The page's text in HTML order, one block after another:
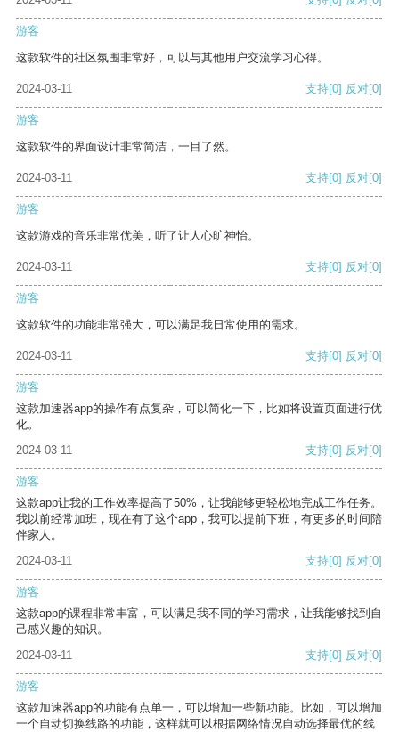
游客
这款软件的社区氛围非常好，可以与其他用户交流学习心得。
2024-03-11 支持[0] 反对[0]
游客
这款软件的界面设计非常简洁，一目了然。
2024-03-11 支持[0] 反对[0]
游客
这款游戏的音乐非常优美，听了让人心旷神怡。
2024-03-11 支持[0] 反对[0]
游客
这款软件的功能非常强大，可以满足我日常使用的需求。
2024-03-11 支持[0] 反对[0]
游客
这款加速器app的操作有点复杂，可以简化一下，比如将设置页面进行优
化。
2024-03-11
支持[0] 反对[0]
游客
这款app让我的工作效率提高了50%，让我能够更轻松地完成工作任务。
我以前经常加班，现在有了这个app，我可以提前下班，有更多的时间陪
伴家人。
2024-03-11
支持[0] 反对[0]
游客
这款app的课程非常丰富，可以满足我不同的学习需求，让我能够找到自
己感兴趣的知识。
2024-03-11
支持[0] 反对[0]
游客
这款加速器app的功能有点单一，可以增加一些新功能。比如，可以增加
一个自动切换线路的功能，这样就可以根据网络情况自动选择最优的线